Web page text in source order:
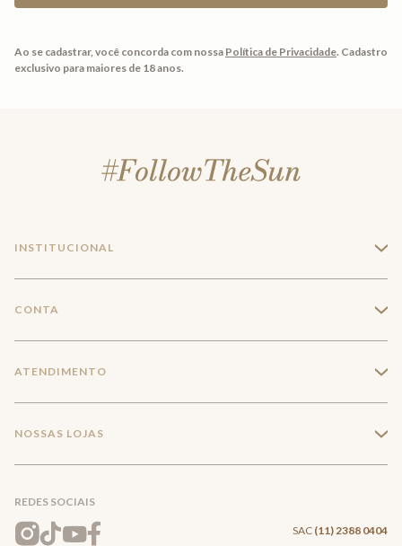
Ao se cadastrar, você concorda com nossa Política de Privacidade. Cadastro
exclusivo para maiores de 18 anos.
INSTITUCIONAL +
Trabalhe conosco
Mapa do Site
CONTA +
Meus pedidos
Wishlist
ATENDIMENTO +
Entrega e Frete
NOSSAS LOJAS +
REDES SOCIAIS
SAC (11) 2388 0404